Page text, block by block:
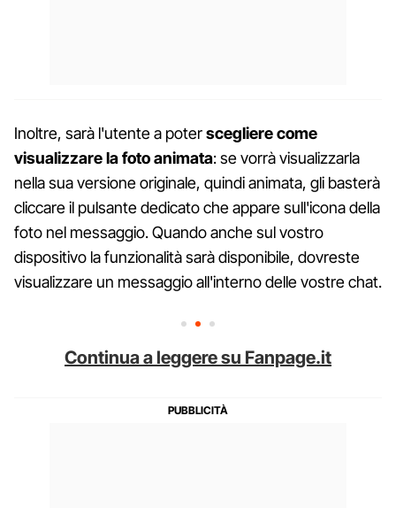
Inoltre, sarà l'utente a poterscegliere come
visualizzare la foto animata: se vorrà visualizzarla
nella sua versione originale, quindi animata, gli basterà
cliccare il pulsante dedicato che appare sull'icona della
foto nel messaggio. Quando anche sul vostro
dispositivo la funzionalità sarà disponibile, dovreste
visualizzare un messaggio all'interno delle vostre chat.
Continua a leggere su Fanpage.it